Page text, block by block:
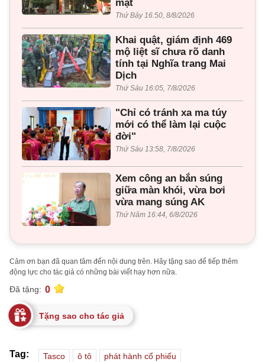
mặt
Thứ Bảy 16:50, 8/8/2026
Khai quật, giám định 469
mộ liệt sĩ chưa rõ danh
tính tại Nghĩa trang Mai
Dịch
Thứ Sáu 16:05, 7/8/2026
"Chỉ có tránh xa ma túy
mới có thể làm lại cuộc
đời"
Thứ Sáu 13:58, 7/8/2026
Xem công an bắn súng
giữa màn khói, vừa bơi
vừa mang súng AK
Thứ Năm 16:44, 6/8/2026
Cảm ơn bạn đã quan tâm đến nội dung trên. Hãy tặng sao để tiếp thêm
động lực cho tác giả có những bài viết hay hơn nữa.
Đã tặng: 0
Tặng sao cho tác giả
Tag: Tasco ô tô phát hành cổ phiếu